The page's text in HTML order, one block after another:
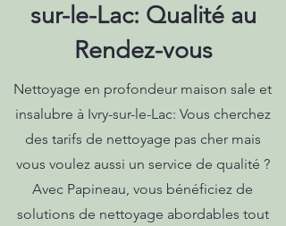
sur-le-Lac: Qualité au
Rendez-vous
Nettoyage en profondeur maison sale et
insalubre à Ivry-sur-le-Lac: Vous cherchez
des tarifs de nettoyage pas cher mais
vous voulez aussi un service de qualité ?
Avec Papineau, vous bénéficiez de
solutions de nettoyage abordables tout